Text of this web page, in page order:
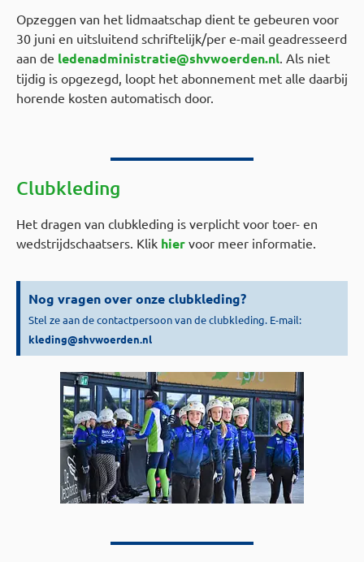
Opzeggen van het lidmaatschap dient te gebeuren voor
30 juni en uitsluitend schriftelijk/per e-mail geadresseerd
aan de ledenadministratie@shvwoerden.nl. Als niet
tijdig is opgezegd, loopt het abonnement met alle daarbij
horende kosten automatisch door.
Clubkleding
Het dragen van clubkleding is verplicht voor toer- en
wedstrijdschaatsers. Klik hier voor meer informatie.
Nog vragen over onze clubkleding?
Stel ze aan de contactpersoon van de clubkleding. E-mail:
kleding@shvwoerden.nl